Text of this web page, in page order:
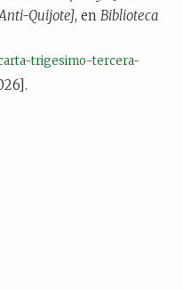
Quijote], en Biblioteca
trigesimo-tercera-